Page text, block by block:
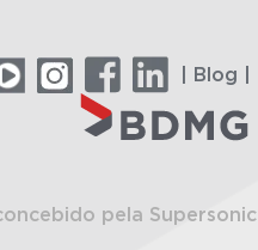
| Blog |
pela Supersonic